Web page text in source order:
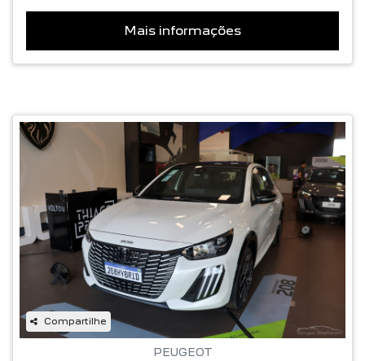
Mais informações
Compartilhe
PEUGEOT